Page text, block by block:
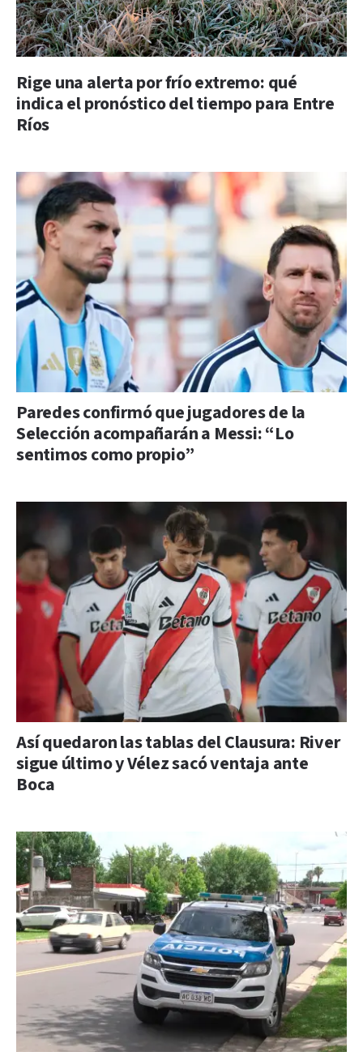
Rige una alerta por frío extremo: qué
indica el pronóstico del tiempo para Entre
Ríos
Paredes confirmó que jugadores de la
Selección acompañarán a Messi: “Lo
sentimos como propio”
Así quedaron las tablas del Clausura: River
sigue último y Vélez sacó ventaja ante
Boca